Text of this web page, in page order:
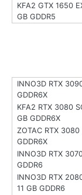
KFA2 GTX 1650
GB GDDR5
INNO3D RTX
GDDR6X
KFA2 RTX 3080
GB GDDR6X
ZOTAC RTX
GDDR6X
INNO3D RTX
GDDR6
INNO3D RTX
11 GB GDDR6